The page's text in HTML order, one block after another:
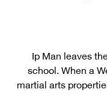
Ip Man leaves
school. When a
martial arts